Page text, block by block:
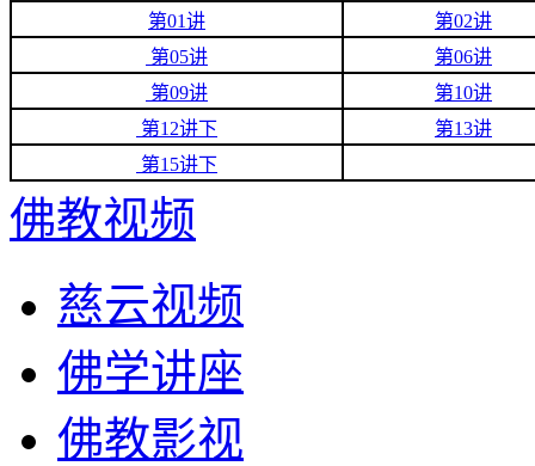
第01讲
第02讲
第05讲
第06讲
第09讲
第10讲
第12讲下
第13讲
第15讲下
佛教视频
慈云视频
佛学讲座
佛教影视